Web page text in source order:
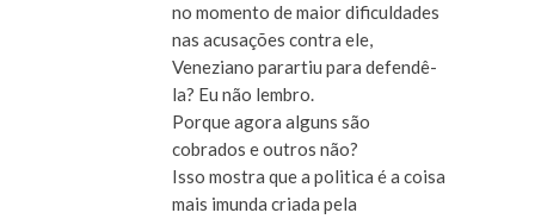
no momento de maior dificuldades
nas acusações contra ele,
Veneziano parartiu para defendê-
la? Eu não lembro.
Porque agora alguns são
cobrados e outros não?
Isso mostra que a politica é a coisa
mais imunda criada pela